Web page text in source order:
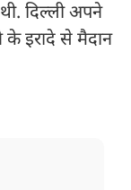
दिल्ली अपने
इरादे से मैदान